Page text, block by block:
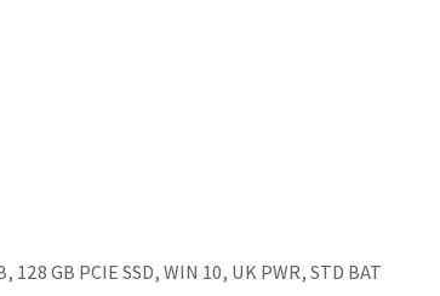
128 GB PCIE SSD, WIN 10, UK PWR, STD BAT